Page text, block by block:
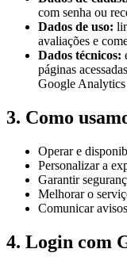
com senha ou
Dados de uso:
avaliações e
Dados técnicos:
páginas
Google Analytics
3. Como
Operar e
Personalizar a
Garantir
Melhorar o
Comunicar
4. Login com